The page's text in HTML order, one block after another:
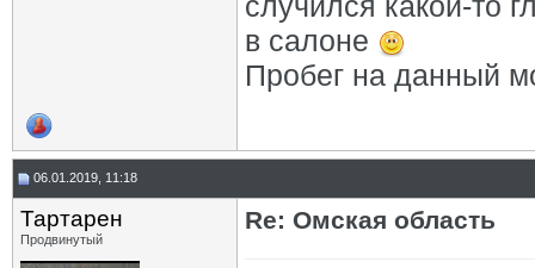
в салоне
Пробег на данный
06.01.2019, 11:18
Тартарен
Продвинутый
Re: Омская область